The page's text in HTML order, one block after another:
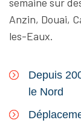
Anzin, Douai,
les-Eaux.
Depuis
le Nord